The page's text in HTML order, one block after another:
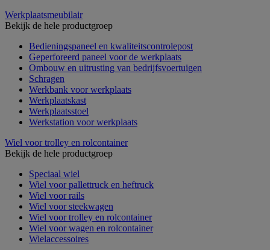
Werkplaatsmeubilair
Bekijk de hele productgroep
Bedieningspaneel en kwaliteitscontrolepost
Geperforeerd paneel voor de werkplaats
Ombouw en uitrusting van bedrijfsvoertuigen
Schragen
Werkbank voor werkplaats
Werkplaatskast
Werkplaatsstoel
Werkstation voor werkplaats
Wiel voor trolley en rolcontainer
Bekijk de hele productgroep
Speciaal wiel
Wiel voor pallettruck en heftruck
Wiel voor rails
Wiel voor steekwagen
Wiel voor trolley en rolcontainer
Wiel voor wagen en rolcontainer
Wielaccessoires